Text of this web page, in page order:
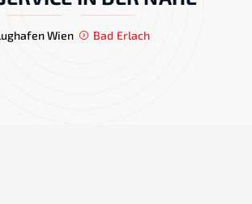
Wien Bad Erlach